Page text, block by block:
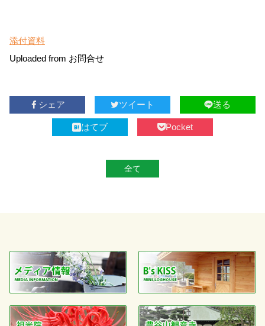
添付資料
Uploaded from お問合せ
シェア ツイート 送る
はてブ Pocket
全て